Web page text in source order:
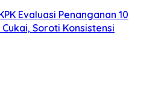
Evaluasi Penanganan 10
Soroti Konsistensi